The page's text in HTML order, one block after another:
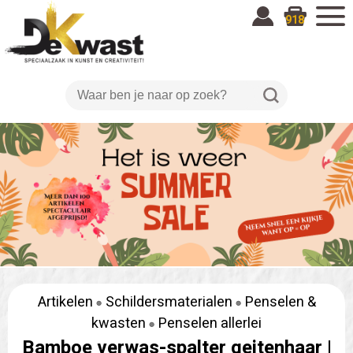
918
Artikelen Schildersmaterialen
Penselen &
kwasten
Penselen allerlei